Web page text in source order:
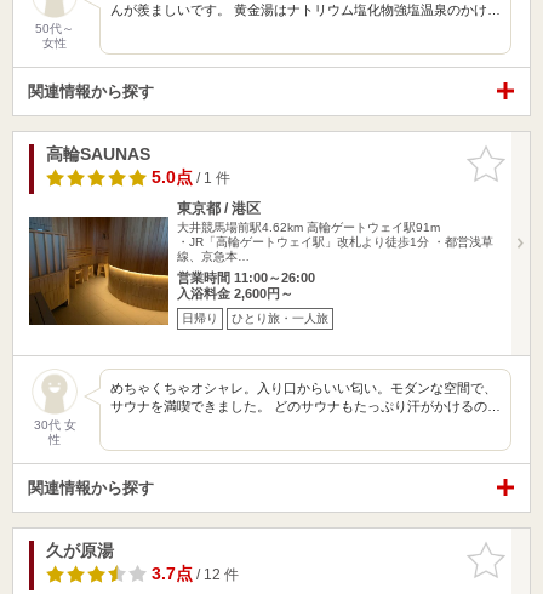
50代～
女性
んが羨ましいです。 黄金湯はナトリウム塩化物強塩温泉のかけ…
関連情報から探す
お気に入
りに追加
高輪SAUNAS
5.0点/ 1 件
東京都 / 港区
大井競馬場前駅4.62km 高輪ゲートウェイ駅91m
・JR「高輪ゲートウェイ駅」改札より徒歩1分 ・都営浅草
線、京急本…
営業時間 11:00～26:00
入浴料金 2,600円～
日帰り ひとり旅・一人旅
30代 女
性
めちゃくちゃオシャレ。入り口からいい匂い。モダンな空間で、
サウナを満喫できました。 どのサウナもたっぷり汗がかけるの…
関連情報から探す
お気に入
りに追加
久が原湯
3.7点/ 12 件